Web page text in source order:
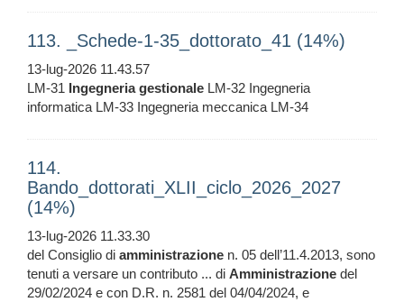
113. _Schede-1-35_dottorato_41 (14%)
13-lug-2026 11.43.57
LM-31 Ingegneria gestionale LM-32 Ingegneria
informatica LM-33 Ingegneria meccanica LM-34
114.
Bando_dottorati_XLII_ciclo_2026_2027
(14%)
13-lug-2026 11.33.30
del Consiglio di amministrazione n. 05 dell’11.4.2013, sono
tenuti a versare un contributo ... di Amministrazione del
29/02/2024 e con D.R. n. 2581 del 04/04/2024, e